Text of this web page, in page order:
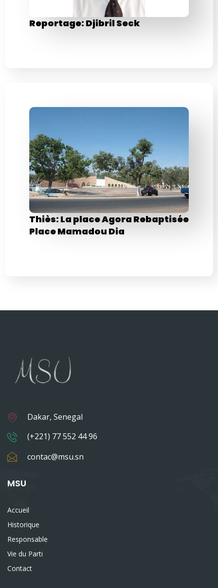
Reportage: Djibril Seck
Thiès: La place Agora Rebaptisée
Place Mamadou Dia
Dakar, Senegal
(+221) 77 552 44 96
contac@msu.sn
MSU
Accueil
Historique
Responsable
Vie du Parti
Contact